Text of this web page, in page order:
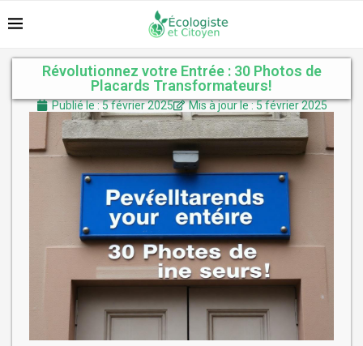
Révolutionnez votre Entrée : 30 Photos de
Placards Transformateurs!
Publié le : 5 février 2025 Mis à jour le : 5 février 2025